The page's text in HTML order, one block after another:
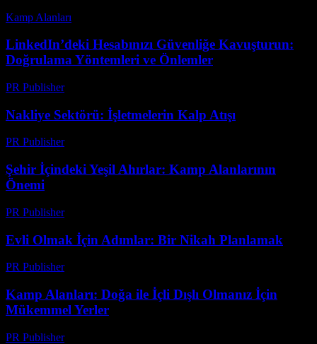
Kamp Alanları
LinkedIn’deki Hesabınızı Güvenliğe Kavuşturun:
Doğrulama Yöntemleri ve Önlemler
PR Publisher-
Nakliye Sektörü: İşletmelerin Kalp Atışı
PR Publisher-
Şehir İçindeki Yeşil Ahırlar: Kamp Alanlarının
Önemi
PR Publisher-
Evli Olmak İçin Adımlar: Bir Nikah Planlamak
PR Publisher-
Kamp Alanları: Doğa ile İçli Dışlı Olmanız İçin
Mükemmel Yerler
PR Publisher-